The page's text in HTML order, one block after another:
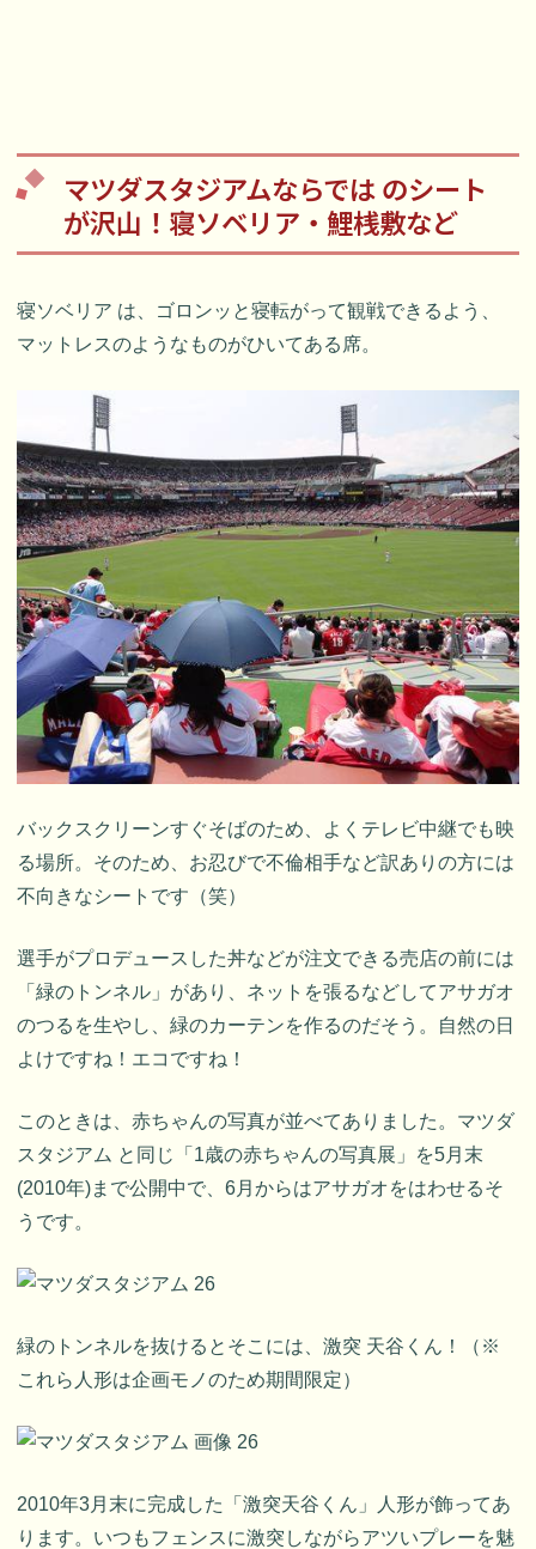
マツダスタジアムならでは のシート
が沢山！寝ソベリア・鯉桟敷など
寝ソベリア は、ゴロンッと寝転がって観戦できるよう、
マットレスのようなものがひいてある席。
バックスクリーンすぐそばのため、よくテレビ中継でも映
る場所。そのため、お忍びで不倫相手など訳ありの方には
不向きなシートです（笑）
選手がプロデュースした丼などが注文できる売店の前には
「緑のトンネル」があり、ネットを張るなどしてアサガオ
のつるを生やし、緑のカーテンを作るのだそう。自然の日
よけですね！エコですね！
このときは、赤ちゃんの写真が並べてありました。マツダ
スタジアム と同じ「1歳の赤ちゃんの写真展」を5月末
(2010年)まで公開中で、6月からはアサガオをはわせるそ
うです。
緑のトンネルを抜けるとそこには、激突 天谷くん！（※
これら人形は企画モノのため期間限定）
2010年3月末に完成した「激突天谷くん」人形が飾ってあ
ります。いつもフェンスに激突しながらアツいプレーを魅